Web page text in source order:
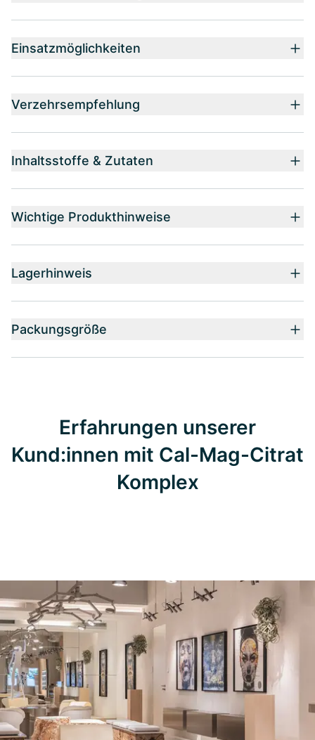
Einsatzmöglichkeiten
Verzehrsempfehlung
Inhaltsstoffe & Zutaten
Wichtige Produkthinweise
Lagerhinweis
Packungsgröße
Erfahrungen unserer
Kund:innen mit Cal-Mag-Citrat
Komplex